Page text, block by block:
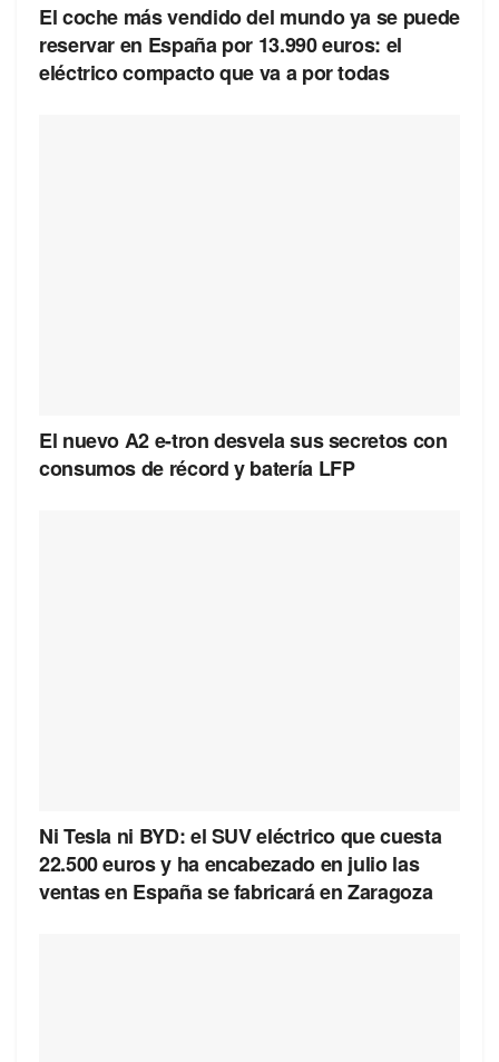
El coche más vendido del mundo ya se puede
reservar en España por 13.990 euros: el
eléctrico compacto que va a por todas
El nuevo A2 e-tron desvela sus secretos con
consumos de récord y batería LFP
Ni Tesla ni BYD: el SUV eléctrico que cuesta
22.500 euros y ha encabezado en julio las
ventas en España se fabricará en Zaragoza